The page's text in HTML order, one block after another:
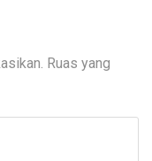
Ruas yang